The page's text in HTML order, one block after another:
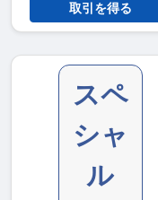
取引を得る
スペ
シャ
ル